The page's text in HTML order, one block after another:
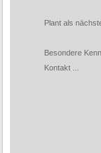
Plant als
Besondere
Kontakt ...